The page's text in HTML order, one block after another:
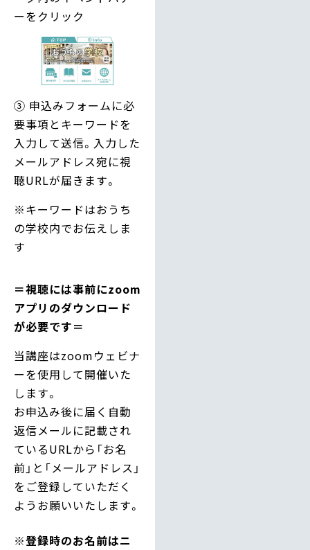
ーをクリック
③ 申込みフォームに必
要事項とキーワードを
入力して送信。入力した
メールアドレス宛に視
聴URLが届きます。
※キーワードはおうち
の学校内でお伝えしま
す
＝視聴には事前にzoom
アプリのダウンロード
が必要です＝
当講座はzoomウェビナ
ーを使用して開催いた
します。
お申込み後に届く自動
返信メールに記載され
ているURLから「お名
前」と「メールアドレス」
をご登録していただく
ようお願いいたします。
※登録時のお名前はニ